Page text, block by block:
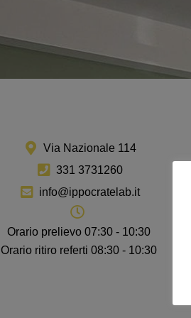
Via Nazionale 114
331 3731260
info@ippocratelab.it
Orario prelievo 07:30 - 10:30
Orario ritiro referti 08:30 - 10:30